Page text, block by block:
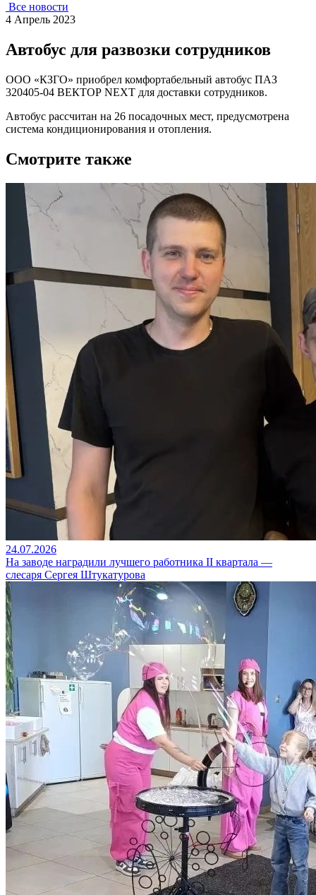
Все новости
4 Апрель 2023
Автобус для развозки сотрудников
ООО «КЗГО» приобрел комфортабельный автобус ПАЗ
320405-04 ВЕКТОР NEXT для доставки сотрудников.
Автобус рассчитан на 26 посадочных мест, предусмотрена
система кондиционирования и отопления.
Смотрите также
24.07.2026
На заводе наградили лучшего работника II квартала —
слесаря Сергея Штукатурова